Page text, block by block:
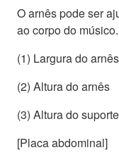
O arnês pode ser
ao corpo do músico.
(1) Largura do arnês
(2) Altura do arnês
(3) Altura do suporte
[Placa abdominal]